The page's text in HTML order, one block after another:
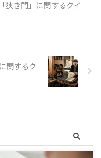
狭き門」に関するクイ
関するク